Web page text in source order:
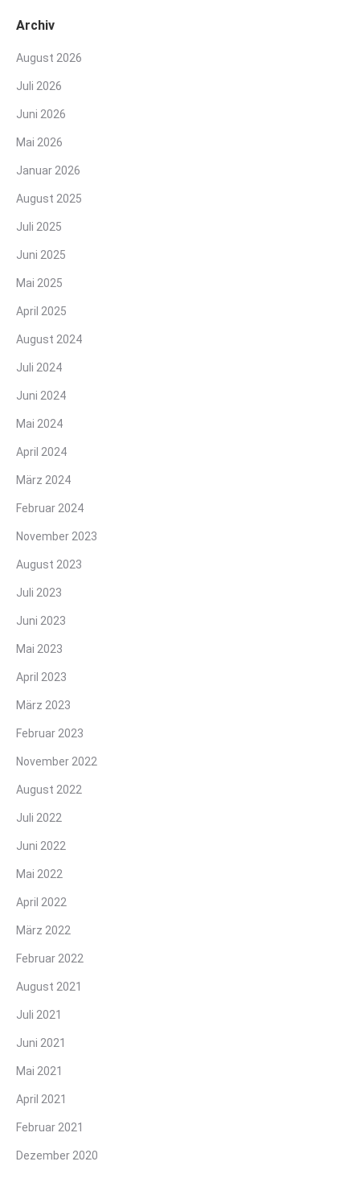
Archiv
August 2026
Juli 2026
Juni 2026
Mai 2026
Januar 2026
August 2025
Juli 2025
Juni 2025
Mai 2025
April 2025
August 2024
Juli 2024
Juni 2024
Mai 2024
April 2024
März 2024
Februar 2024
November 2023
August 2023
Juli 2023
Juni 2023
Mai 2023
April 2023
März 2023
Februar 2023
November 2022
August 2022
Juli 2022
Juni 2022
Mai 2022
April 2022
März 2022
Februar 2022
August 2021
Juli 2021
Juni 2021
Mai 2021
April 2021
Februar 2021
Dezember 2020